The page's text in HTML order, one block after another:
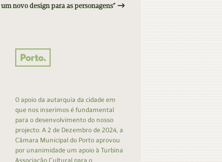
novo design para as personagens”
O apoio da autarquia da cidade em
que nos inserimos é fundamental
para o desenvolvimento do nosso
projecto: A 2 de Dezembro de 2024, a
Câmara Municipal do Porto aprovou
por unanimidade um apoio à Turbina
Associação Cultural para o